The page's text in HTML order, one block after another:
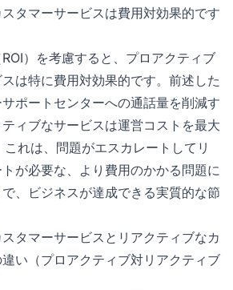
タマーサービスは費用対効果的です
）を考慮すると、プロアクティブ
は特に費用対効果的です。前述した
ポートセンターへの通話量を削減す
ィブなサービスは運営コストを最大
れは、問題がエスカレートしてリ
が必要な、より費用のかかる問題に
、ビジネスが達成できる実質的な節
タマーサービスとリアクティブなカ
い（プロアクティブ対リアクティブ